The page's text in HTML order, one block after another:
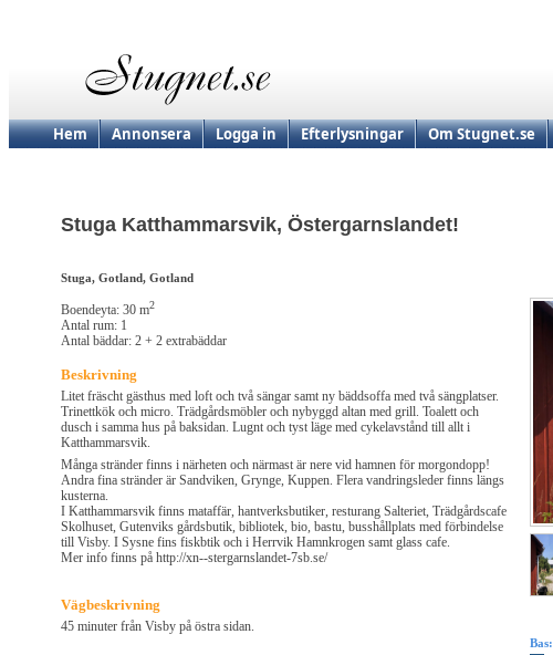
Hem Annonsera Logga in Efterlysningar Om Stugnet.se
Stuga Katthammarsvik, Östergarnslandet!
Stuga, Gotland, Gotland
Boendeyta: 30 m2
Antal rum: 1
Antal bäddar: 2 + 2 extrabäddar
Beskrivning
Litet fräscht gästhus med loft och två sängar samt ny bäddsoffa med två sängplatser.
Trinettkök och micro. Trädgårdsmöbler och nybyggd altan med grill. Toalett och
dusch i samma hus på baksidan. Lugnt och tyst läge med cykelavstånd till allt i
Katthammarsvik.
Många stränder finns i närheten och närmast är nere vid hamnen för morgondopp!
Andra fina stränder är Sandviken, Grynge, Kuppen. Flera vandringsleder finns längs
kusterna.
I Katthammarsvik finns mataffär, hantverksbutiker, resturang Salteriet, Trädgårdscafe
Skolhuset, Gutenviks gårdsbutik, bibliotek, bio, bastu, busshållplats med förbindelse
till Visby. I Sysne fins fiskbtik och i Herrvik Hamnkrogen samt glass cafe.
Mer info finns på http://xn--stergarnslandet-7sb.se/
Vägbeskrivning
45 minuter från Visby på östra sidan.
Bas: